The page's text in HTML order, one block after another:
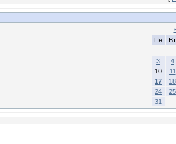
Пн
Вт
3
4
10
11
17
18
24
25
31